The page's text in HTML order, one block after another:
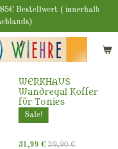
Bestellwert ( innerhalb
WERKHAUS
Wandregal Koffer
für Tonies
Sale!
31,99 € 39,90 €